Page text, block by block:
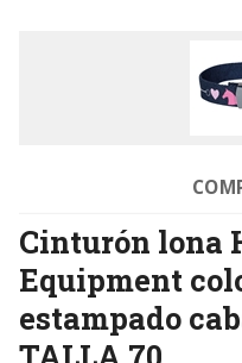
Cinturón lona
Equipment
estampado